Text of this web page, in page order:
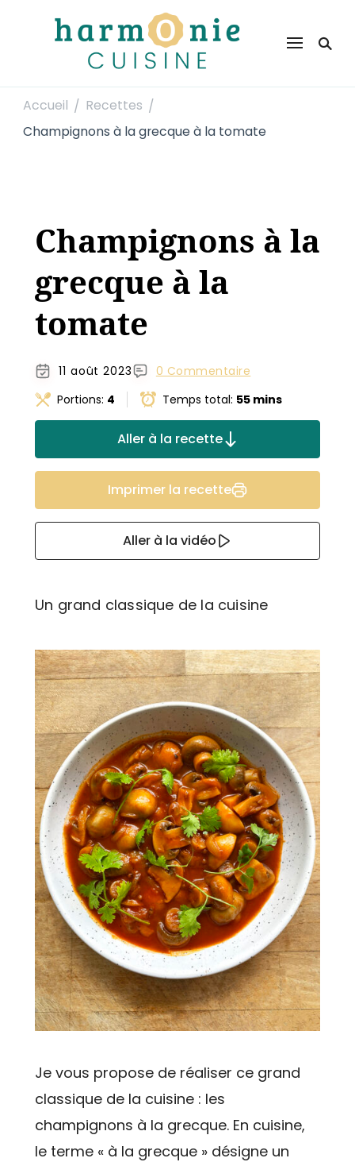
Harmonie Cuisine
Accueil / Recettes /
Champignons à la grecque à la tomate
Champignons à la
grecque à la
tomate
11 août 2023
0 Commentaire
Portions: 4 Temps total: 55 mins
Aller à la recette
Imprimer la recette
Aller à la vidéo
Un grand classique de la cuisine
Je vous propose de réaliser ce grand
classique de la cuisine : les
champignons à la grecque. En cuisine,
le terme « à la grecque » désigne un